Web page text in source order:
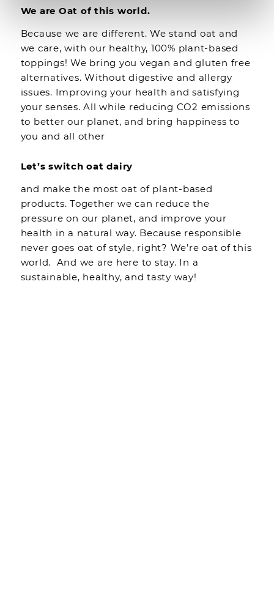
We are Oat of this world.
Because we are different. We stand oat and
we care, with our healthy, 100% plant-based
toppings! We bring you vegan and gluten free
alternatives. Without digestive and allergy
issues. Improving your health and satisfying
your senses. All while reducing CO2 emissions
to better our planet, and bring happiness to
you and all other
Let’s switch oat dairy
and make the most oat of plant-based
products. Together we can reduce the
pressure on our planet, and improve your
health in a natural way. Because responsible
never goes oat of style, right? We’re oat of this
world. And we are here to stay. In a
sustainable, healthy, and tasty way!